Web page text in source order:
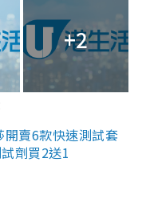
+2
賣6款快速測試套
劑買2送1